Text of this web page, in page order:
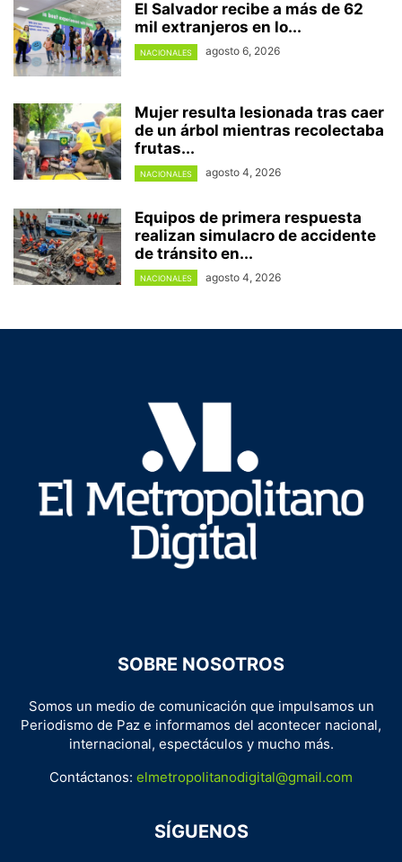
El Salvador recibe a más de 62
mil extranjeros en lo...
NACIONALES agosto 6, 2026
Mujer resulta lesionada tras caer
de un árbol mientras recolectaba
frutas...
NACIONALES agosto 4, 2026
Equipos de primera respuesta
realizan simulacro de accidente
de tránsito en...
NACIONALES agosto 4, 2026
SOBRE NOSOTROS
Somos un medio de comunicación que impulsamos un
Periodismo de Paz e informamos del acontecer nacional,
internacional, espectáculos y mucho más.
Contáctanos: elmetropolitanodigital@gmail.com
SÍGUENOS